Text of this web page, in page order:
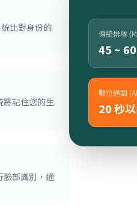
比對身份的
將記住您的生
臉部識別，通
傳統排隊
45 ~
數位通關
20 秒